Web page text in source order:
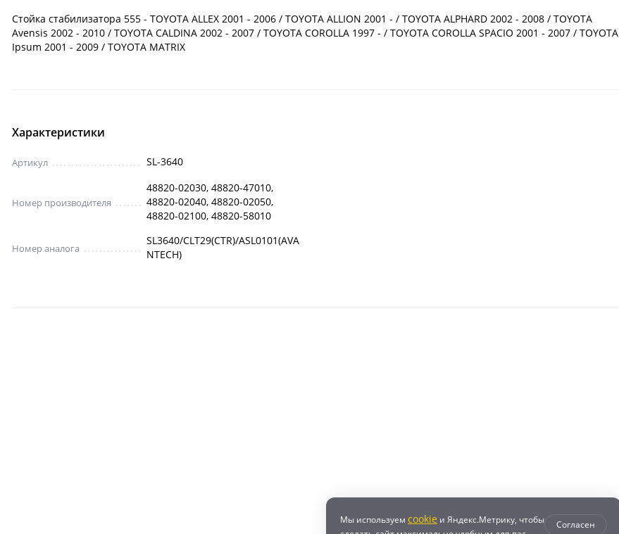
Стойка стабилизатора 555 - TOYOTA ALLEX 2001 - 2006 / TOYOTA ALLION 2001 - / TOYOTA ALPHARD 2002 - 2008 / TOYOTA
Avensis 2002 - 2010 / TOYOTA CALDINA 2002 - 2007 / TOYOTA COROLLA 1997 - / TOYOTA COROLLA SPACIO 2001 - 2007 / TOYOTA
Ipsum 2001 - 2009 / TOYOTA MATRIX
Характеристики
Артикул SL-3640
Номер производителя
48820-02030, 48820-47010,
48820-02040, 48820-02050,
48820-02100, 48820-58010
Номер аналога
SL3640/CLT29(CTR)/ASL0101(AVA
NTECH)
Мы используем cookie и Яндекс.Метрику, чтобы
Согласен